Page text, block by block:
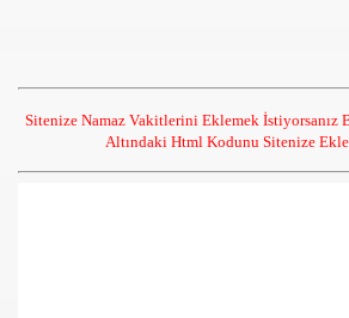
Sitenize Namaz Vakitlerini Eklemek İstiyorsanız
Altındaki Html Kodunu Sitenize